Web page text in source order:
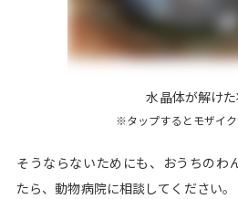
水晶体が解け
※タップするとモザイ
そうならないためにも、おうちのわ
たら、動物病院に相談してください。